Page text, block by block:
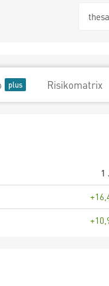
Risikomatrix
1